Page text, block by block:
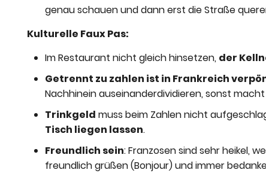
genau schauen und dann erst die Straße
Kulturelle Faux Pas:
Im Restaurant nicht gleich hinsetzen, der
Getrennt zu zahlen ist in Frankreich
Nachhinein auseinanderdividieren, sonst
Trinkgeld muss beim Zahlen nicht
Tisch liegen lassen.
Freundlich sein: Franzosen sind sehr heikel,
freundlich grüßen (Bonjour) und immer